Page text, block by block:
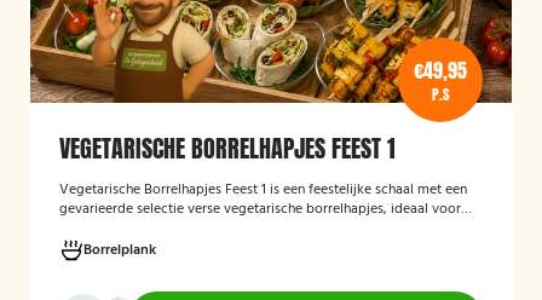
€49,95
P.S
VEGETARISCHE BORRELHAPJES FEEST 1
Vegetarische Borrelhapjes Feest 1 is een feestelijke schaal met een
gevarieerde selectie verse vegetarische borrelhapjes, ideaal voor
vers bereid en verzorgd gepresenteerd, zodat gasten kunnen
genieten van een smaakvolle en volledig vegetarische
borrelervaring.
Borrelplank